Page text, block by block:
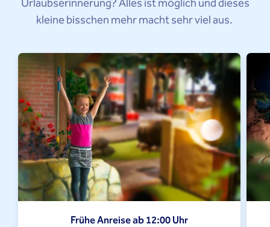
Urlaubserinnerung? Alles ist möglich und dieses
kleine bisschen mehr macht sehr viel aus.
Frühe Anreise ab 12:00 Uhr